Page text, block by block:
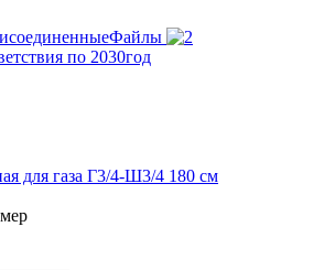
для газа Г3/4-Ш3/4 180 см